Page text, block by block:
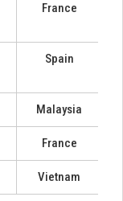
France
Spain
Malaysia
France
Vietnam